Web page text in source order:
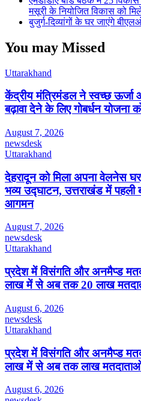
मसूरी के नियोजित विकास को
बुजुर्ग-दिव्यांगों के घर जाएंगे
You may Missed
Uttarakhand
केंद्रीय मंत्रिमंडल ने स्वच्छ ऊर्जा
बढ़ावा देने के लिए गोबर्धन योजना
August 7, 2026
newsdesk
Uttarakhand
देहरादून को मिला अपना वेलनेस
भव्य उद्घाटन, उत्तराखंड में पहली
आगमन
August 7, 2026
newsdesk
Uttarakhand
प्रदेश में विसंगति और अनमैप्ड
लाख में से अब तक 20 लाख
August 6, 2026
newsdesk
Uttarakhand
प्रदेश में विसंगति और अनमैप्ड
लाख में से अब तक लाख
August 6, 2026